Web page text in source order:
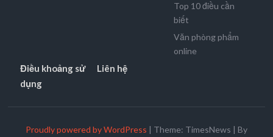
Top 10 điều cần
biết
Văn phòng phẩm
online
Điều khoảng sử
dụng
Liên hệ
Proudly powered by WordPress | Theme: TimesNews | By